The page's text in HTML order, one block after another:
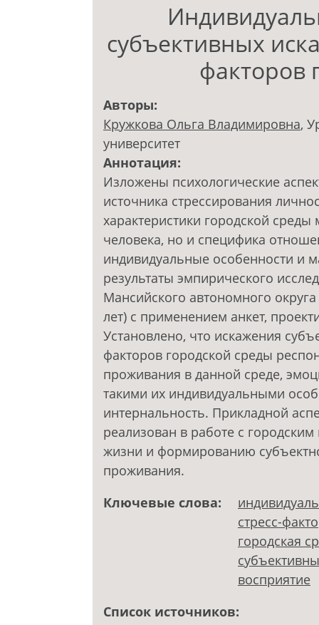
субъективных
факторов
Авторы:
Кружкова Ольга Владимировна,
университет
Аннотация:
Изложены психологические
источника стрессирования
характеристики городской среды
человека, но и специфика
индивидуальные особенности и
результаты эмпирического
Мансийского автономного
лет) с применением анкет,
Установлено, что искажения
факторов городской среды
проживания в данной среде,
такими их индивидуальными
интернальность. Прикладной
реализован в работе с
жизни и формированию
проживания.
Ключевые слова:
стресс-
городская
восприятие
Список источников: